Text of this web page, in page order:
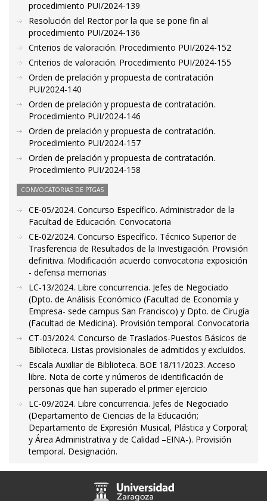
procedimiento PUI/2024-139
Resolución del Rector por la que se pone fin al
procedimiento PUI/2024-136
Criterios de valoración. Procedimiento PUI/2024-152
Criterios de valoración. Procedimiento PUI/2024-155
Orden de prelación y propuesta de contratación
PUI/2024-140
Orden de prelación y propuesta de contratación.
Procedimiento PUI/2024-146
Orden de prelación y propuesta de contratación.
Procedimiento PUI/2024-157
Orden de prelación y propuesta de contratación.
Procedimiento PUI/2024-158
CONVOCATORIAS DE PTGAS
CE-05/2024. Concurso Específico. Administrador de la
Facultad de Educación. Convocatoria
CE-02/2024. Concurso Específico. Técnico Superior de
Trasferencia de Resultados de la Investigación. Provisión
definitiva. Modificación acuerdo convocatoria exposición
- defensa memorias
LC-13/2024. Libre concurrencia. Jefes de Negociado
(Dpto. de Análisis Económico (Facultad de Economía y
Empresa- sede campus San Francisco) y Dpto. de Cirugía
(Facultad de Medicina). Provisión temporal. Convocatoria
CT-03/2024. Concurso de Traslados-Puestos Básicos de
Biblioteca. Listas provisionales de admitidos y excluidos.
Escala Auxiliar de Biblioteca. BOE 18/11/2023. Acceso
libre. Nota de corte y números de identificación de
personas que han superado el primer ejercicio
LC-09/2024. Libre concurrencia. Jefes de Negociado
(Departamento de Ciencias de la Educación;
Departamento de Expresión Musical, Plástica y Corporal;
y Área Administrativa y de Calidad –EINA-). Provisión
temporal. Designación.